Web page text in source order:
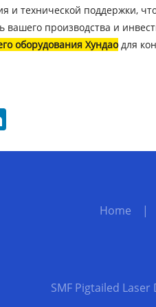
и технической поддержки,
вашего производства и
оборудования Хундаодля
LinkedIn
Home |
SMF Pigtailed